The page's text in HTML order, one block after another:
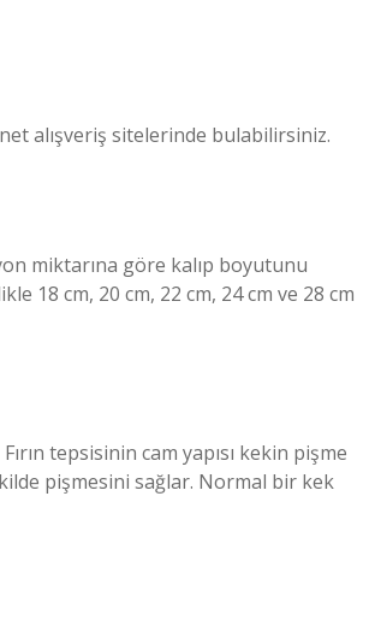
alışveriş sitelerinde bulabilirsiniz.
miktarına göre kalıp boyutunu
18 cm, 20 cm, 22 cm, 24 cm ve 28 cm
tepsisinin cam yapısı kekin pişme
pişmesini sağlar. Normal bir kek